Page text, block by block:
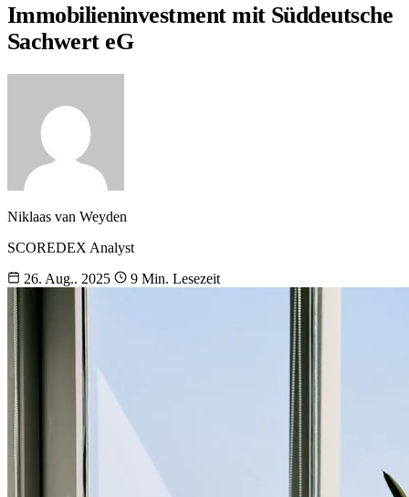
Immobilieninvestment mit Süddeutsche
Sachwert eG
Niklaas van Weyden
SCOREDEX Analyst
26. Aug.. 2025
9 Min. Lesezeit